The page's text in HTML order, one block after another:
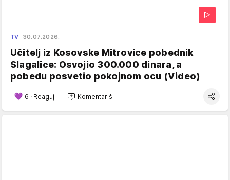
TV 30.07.2026.
Učitelj iz Kosovske Mitrovice pobednik
Slagalice: Osvojio 300.000 dinara, a
pobedu posvetio pokojnom ocu (Video)
6 · Reaguj Komentariši